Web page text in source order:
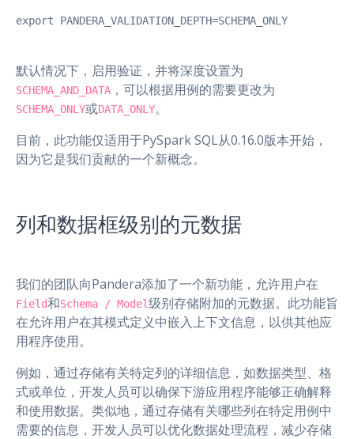
export PANDERA_VALIDATION_DEPTH=SCHEMA_ONLY
默认情况下，启用验证，并将深度设置为
SCHEMA_AND_DATA ，可以根据用例的需要更改为
SCHEMA_ONLY或DATA_ONLY。
目前，此功能仅适用于PySpark SQL从0.16.0版本开始，
因为它是我们贡献的一个新概念。
列和数据框级别的元数据
我们的团队向Pandera添加了一个新功能，允许用户在
Field和Schema / Model级别存储附加的元数据。此功能旨
在允许用户在其模式定义中嵌入上下文信息，以供其他应
用程序使用。
例如，通过存储有关特定列的详细信息，如数据类型、格
式或单位，开发人员可以确保下游应用程序能够正确解释
和使用数据。类似地，通过存储有关哪些列在特定用例中
需要的信息，开发人员可以优化数据处理流程，减少存储